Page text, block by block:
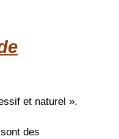
et naturel ».
des